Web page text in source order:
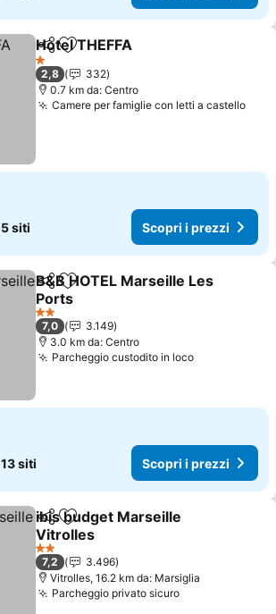
CondividiAggiungi ai preferiti
Hotel THEFFA
1 Stelle
2,8
332
0.7 km da: Centro
Camere per famiglie con letti a castello
5 siti Scopri i prezzi
CondividiAggiungi ai preferiti
B&B HOTEL Marseille Les
Ports
Scopri i prezzi
2 Stelle
7,0
3.149
3.0 km da: Centro
Parcheggio custodito in locoScopri i
13 siti Scopri i prezzi
CondividiAggiungi ai preferiti
ibis budget Marseille
Vitrolles
Scopri i prezzi
2 Stelle
7,2
3.496
Vitrolles, 16.2 km da: Marsiglia
Parcheggio privato sicuroScopri i